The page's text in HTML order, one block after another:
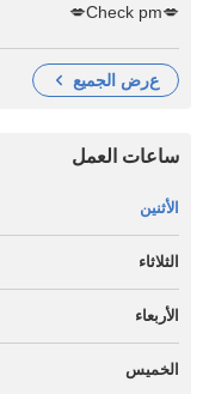
💋Check pm💋
عرض الجميع
ساعات العمل
الأثنين
الثلاثاء
الأربعاء
الخميس